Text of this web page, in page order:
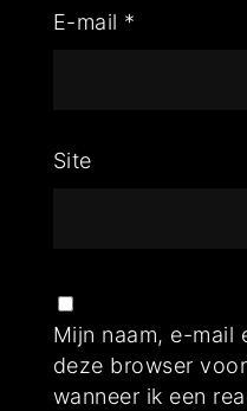
E-mail *
Site
Mijn naam, e-mail
deze browser
wanneer ik een